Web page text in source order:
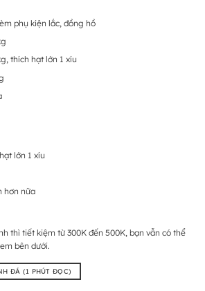
phụ kiện lắc, đồng hồ
thích hạt lớn 1 xíu
lớn 1 xíu
hơn nữa
thì tiết kiệm từ 300K đến 500K, bạn vẫn có thể
bên dưới.
ĐÁ (1 PHÚT ĐỌC)